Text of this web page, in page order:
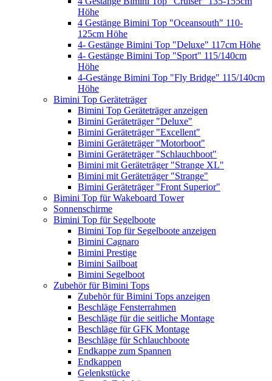
Höhe
4 Gestänge Bimini Top "Oceansouth" 110-
125cm Höhe
4- Gestänge Bimini Top "Deluxe" 117cm Höhe
4- Gestänge Bimini Top "Sport" 115/140cm
Höhe
4-Gestänge Bimini Top "Fly Bridge" 115/140cm
Höhe
Bimini Top Geräteträger
Bimini Top Geräteträger anzeigen
Bimini Geräteträger "Deluxe"
Bimini Geräteträger "Excellent"
Bimini Geräteträger "Motorboot"
Bimini Geräteträger "Schlauchboot"
Bimini mit Geräteträger "Strange XL"
Bimini mit Geräteträger "Strange"
Bimini Geräteträger "Front Superior"
Bimini Top für Wakeboard Tower
Sonnenschirme
Bimini Top für Segelboote
Bimini Top für Segelboote anzeigen
Bimini Cagnaro
Bimini Prestige
Bimini Sailboat
Bimini Segelboot
Zubehör für Bimini Tops
Zubehör für Bimini Tops anzeigen
Beschläge Fensterrahmen
Beschläge für die seitliche Montage
Beschläge für GFK Montage
Beschläge für Schlauchboote
Endkappe zum Spannen
Endkappen
Gelenkstücke